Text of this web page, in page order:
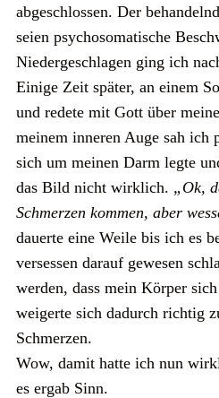
abgeschlossen. Der
seien psychosomatische
Niedergeschlagen ging ich
Einige Zeit später, an einem
und redete mit Gott über
meinem inneren Auge sah ich
sich um meinen Darm legte
das Bild nicht wirklich. „Ok,
Schmerzen kommen, aber
dauerte eine Weile bis ich es
versessen darauf gewesen
werden, dass mein Körper
weigerte sich dadurch richtig
Schmerzen.
Wow, damit hatte ich nun
es ergab Sinn.